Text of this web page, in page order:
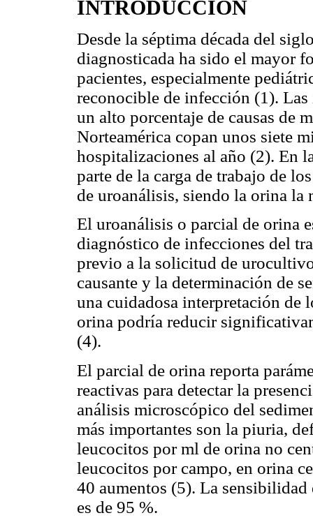
INTRODUCCIÓN
Desde la séptima década del
diagnosticada ha sido el mayor
pacientes, especialmente
reconocible de infección (1).
un alto porcentaje de causas de
Norteamérica copan unos siete
hospitalizaciones al año (2). En
parte de la carga de trabajo de
de uroanálisis, siendo la orina la
El uroanálisis o parcial de orina
diagnóstico de infecciones del
previo a la solicitud de
causante y la determinación de
una cuidadosa interpretación de
orina podría reducir
(4).
El parcial de orina reporta
reactivas para detectar la
análisis microscópico del
más importantes son la piuria,
leucocitos por ml de orina no
leucocitos por campo, en orina
40 aumentos (5). La
es de 95 %.